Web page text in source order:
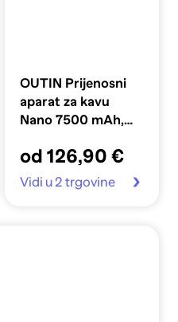
OUTIN Prijenosni
aparat za kavu
Nano 7500 mAh,
od 126,90 €
Vidi u 2 trgovine